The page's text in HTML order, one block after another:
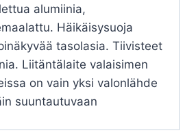
alumiinia,
Häikäisysuoja
tasolasia. Tiivisteet
Liitäntälaite valaisimen
on vain yksi valonlähde
suuntautuvaan